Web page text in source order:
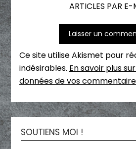
ARTICLES PAR E-
Ce site utilise Akismet pour
indésirables. En savoir plus
données de vos
SOUTIENS MOI !